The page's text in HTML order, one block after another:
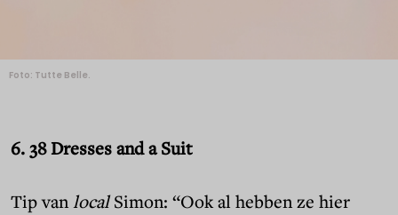
Foto: Tutte Belle.
6. 38 Dresses and a Suit
Tip vanlocalSimon: “Ook al hebben ze hier